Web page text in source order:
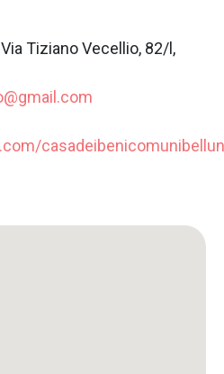
Tiziano Vecellio, 82/l,